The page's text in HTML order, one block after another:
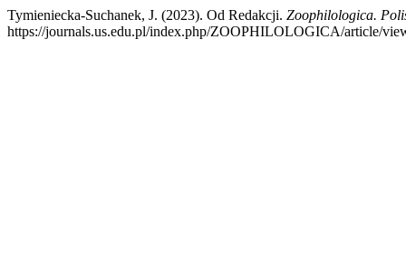
Tymieniecka-Suchanek, J. (2023). Od Redakcji. Zoophilologica.
https://journals.us.edu.pl/index.php/ZOOPHILOLOGICA/article/